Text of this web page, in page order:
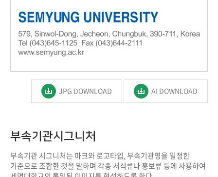
JPG DOWNLOAD AI DOWNLOAD
부속기관시그니처
부속기관 시그니처는 마크와 로고타입, 부속기관명을 일정한
기준으로 조합한 것을 말하며 각종 서식류나 홍보류 등에 사용하여